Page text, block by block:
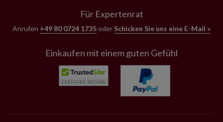
Für Expertenrat
Anrufen +49 80 0724 1735oder Schicken Sie uns eine E-Mail »
Einkaufen mit einem guten Gefühl